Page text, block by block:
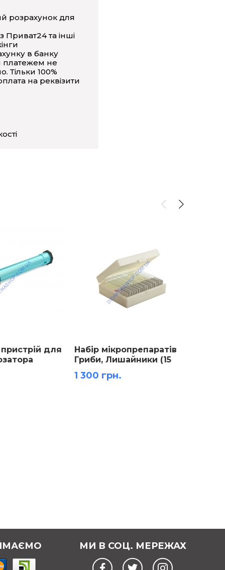
розрахунок для
Приват24 та інші
в банку
не
Тільки 100%
на реквізити
для
Набір мікропрепаратів
Гриби, Лишайники (15
штук)
1 300 грн.
МИ В СОЦ. МЕРЕЖАХ